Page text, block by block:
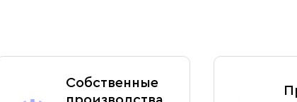
Собственные